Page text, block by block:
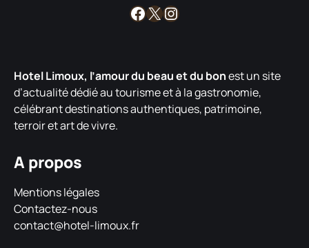
Facebook
X Instagram
Hotel Limoux, l’amour du beau et du bonest un site
d’actualité dédié au tourisme et à la gastronomie,
célébrant destinations authentiques, patrimoine,
terroir et art de vivre.
A propos
Mentions légales
Contactez-nous
contact@hotel-limoux.fr